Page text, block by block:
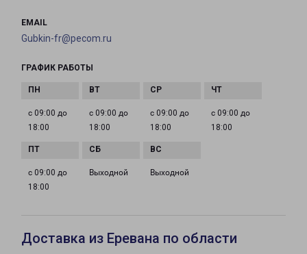
EMAIL
Gubkin-fr@pecom.ru
ГРАФИК РАБОТЫ
с 09:00 до
18:00
с 09:00 до
18:00
с 09:00 до
18:00
с 09:00 до
18:00
с 09:00 до
18:00
Выходной Выходной
Доставка из Еревана по области